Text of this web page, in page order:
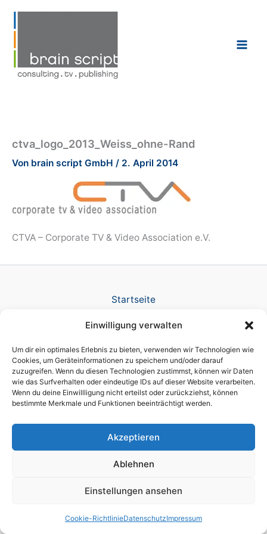
Einwilligung verwalten
Um dir ein optimales Erlebnis zu bieten, verwenden wir Technologien wie
Cookies, um Geräteinformationen zu speichern und/oder darauf
zuzugreifen. Wenn du diesen Technologien zustimmst, können wir Daten
wie das Surfverhalten oder eindeutige IDs auf dieser Website verarbeiten.
Wenn du deine Einwillligung nicht erteilst oder zurückziehst, können
bestimmte Merkmale und Funktionen beeinträchtigt werden.
Akzeptieren
Ablehnen
Einstellungen ansehen
Cookie-RichtlinieDatenschutzImpressum
ctva_logo_2013_Weiss_ohne-Rand
Von brain script GmbH / 2. April 2014
CTVA – Corporate TV & Video Association e.V.
Startseite
TV Produktion
News
Referenzen
Awards
Company
Datenschutz
Impressum